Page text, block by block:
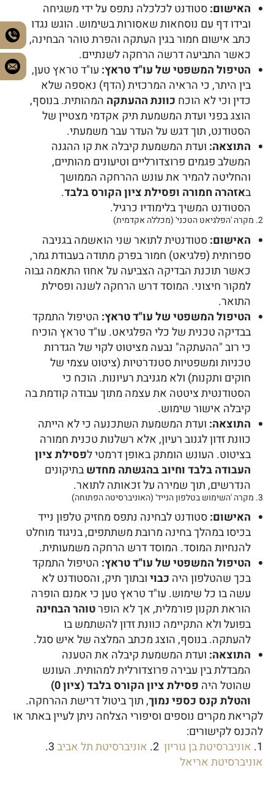
האישום:סטודנט לכלכלה נתפס על ידי משגיחה
ובידו דף עם נוסחאות שאסורות בשימוש. הוגש נגדו
כתב אישום חמור בגין העתקה והפרת טוהר הבחינה,
כאשר התביעה דרשה הרחקה לשנתיים.
הטיפול המשפטי של עו"ד טראץ: עו"ד טראץ טען,
בין היתר, כי הראיה המרכזית (הדף) נאספה שלא
כדין וכי לא הוכח כוונת ההעתקה המהותית. בנוסף,
הוצג בפני ועדת המשמעת תיק אקדמי מצטיין של
הסטודנט, תוך דגש על העדר עבר משמעתי.
התוצאה: ועדת המשמעת קיבלה את קו ההגנה
המשלב פגמים פרוצדורליים וטיעונים מהותיים,
והחליטה להמיר את עונש ההרחקה הממושך
באזהרה חמורה ופסילת ציון הקורס בלבד.
הסטודנט המשיך בלימודיו כרגיל.
2. מקרה 'הפלגיאט הטכני' (מכללה אקדמית)
האישום:סטודנטית לתואר שני הואשמה בגניבה
ספרותית (פלגיאט) חמור בפרק מתודה בעבודת גמר,
כאשר תוכנת הבדיקה הצביעה על אחוז התאמה גבוה
למקור חיצוני. המוסד דרש הרחקה לשנה ופסילת
התואר.
הטיפול המשפטי של עו"ד טראץ: הטיפול התמקד
בבדיקה טכנית של כלי הפלגיאט. עו"ד טראץ הוכיח
כי רוב "ההעתקה" נבעה מציטוט לקוי של הגדרות
טכניות ומשפטיות סטנדרטיות (ציטוט עצמי של
חוקים ותקנות) ולא מגניבת רעיונות. הוכח כי
הסטודנטית ציטטה את עצמה מתוך עבודה קודמת בה
קיבלה אישור שימוש.
התוצאה: ועדת המשמעת השתכנעה כי לא הייתה
כוונת זדון לגנוב רעיון, אלא רשלנות טכנית חמורה
בציטוט. העונש הומתק באופן דרמטי לפסילת ציון
העבודה בלבד וחיוב בהגשתה מחדשבתיקונים
הנדרשים, תוך שמירה על זכאותה לתואר.
3. מקרה 'השימוש בטלפון הנייד' (האוניברסיטה הפתוחה)
האישום:סטודנט לבחינה נתפס מחזיק טלפון נייד
בכיסו במהלך בחינה מרובת משתתפים, בניגוד מוחלט
להנחיות המוסד. המוסד דרש הרחקה משמעותית.
הטיפול המשפטי של עו"ד טראץ: הטיפול התמקד
בכך שהטלפון היה כבויובתוך תיק, והסטודנט לא
עשה בו כל שימוש. עו"ד טראץ טען כי אמנם הופרה
הוראת תקנון פורמלית, אך לא הופרטוהר הבחינה
בפועל ולא התקיימה כוונת זדון להשתמש בו
להעתקה. בנוסף, הוצג מכתב המלצה של איש סגל.
התוצאה: ועדת המשמעת קיבלה את הטענה
המבדלת בין עבירה פרוצדורלית למהותית. העונש
שהוטל היה
פסילת ציון הקורס בלבד (ציון 0)
והטלת קנס כספי נמוך, תוך ביטול דרישת ההרחקה.
לקריאת מקרים נוספים וסיפורי הצלחה ניתן לעיין באתר או
להכנס לקישורים:
1. אוניברסיטת בן גוריון אוניברסיטת תל אביב3.
אוניברסיטת אריאל